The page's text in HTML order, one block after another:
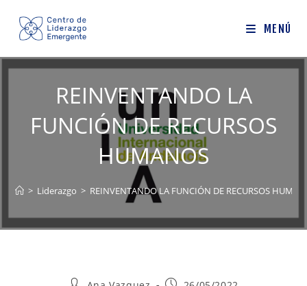
contenido
MENÚ
REINVENTANDO LA
FUNCIÓN DE RECURSOS
HUMANOS
> Liderazgo > REINVENTANDO LA FUNCIÓN DE RECURSOS